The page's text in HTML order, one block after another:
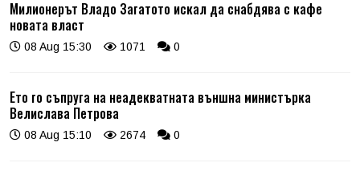
Милионерът Владо Загатото искал да снабдява с кафе
новата власт
08 Aug 15:30 1071 0
Ето го съпруга на неадекватната външна министърка
Велислава Петрова
08 Aug 15:10 2674 0